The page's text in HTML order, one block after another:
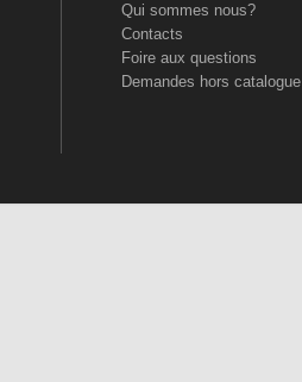
Qui sommes nous?
Contacts
Foire aux questions
Demandes hors catalogue